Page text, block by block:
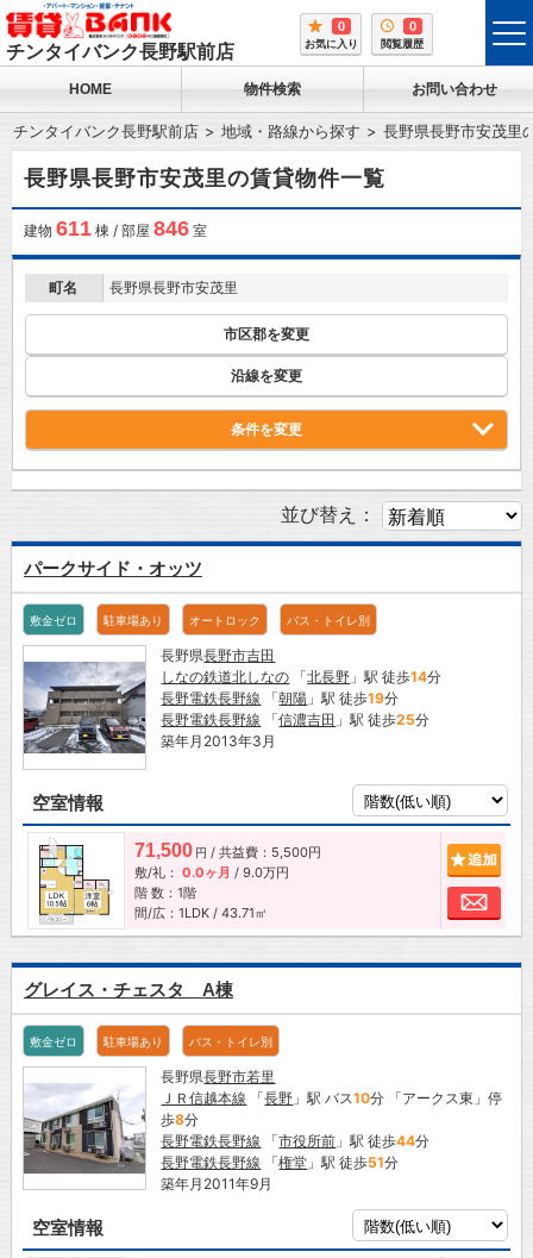
チンタイバンク長野駅前店
0
お気に入り
0
閲覧履歴
HOME 物件検索 お問い合わせ
チンタイバンク長野駅前店 地域・路線から探す 長野県長野市安茂里
長野県長野市安茂里の賃貸物件一覧
建物 611棟 / 部屋 846室
町名 長野県長野市安茂里
市区郡を変更
沿線を変更
条件を変更
並び替え：
パークサイド・オッツ
敷金ゼロ 駐車場あり オートロック バス・トイレ別
長野県長野市吉田
しなの鉄道北しなの 「北長野 」駅 徒歩14分
長野電鉄長野線 「朝陽 」駅 徒歩19分
長野電鉄長野線 「信濃吉田 」駅 徒歩25分
築年月2013年3月
空室情報
71,500 円 / 共益費：5,500円
敷/礼： 0.0ヶ月 / 9.0万円
階 数：1階
間/広：1LDK / 43.71㎡
お
グレイス・チェスタ A棟
敷金ゼロ 駐車場あり バス・トイレ別
長野県長野市若里
ＪＲ信越本線 「長野 」駅 バス10分 「アークス東」停
歩8分
長野電鉄長野線 「市役所前 」駅 徒歩44分
長野電鉄長野線 「権堂 」駅 徒歩51分
築年月2011年9月
空室情報